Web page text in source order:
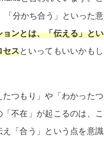
「分かち合う」といった意
ョンとは、「伝える」とい
セスといってもいいかもし
つもり」や「わかったつ
不在」が起こるのは、こ
「合う」という点を意識